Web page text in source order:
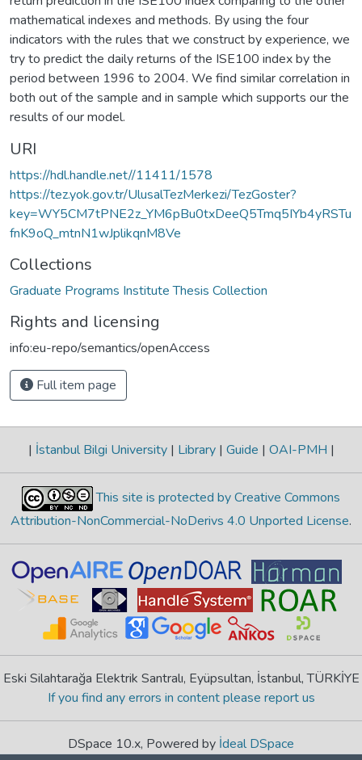
mathematical indexes and methods. By using the four
indicators with the rules that we construct by experience, we
try to predict the daily returns of the ISE100 index by the
period between 1996 to 2004. We find similar correlation in
both out of the sample and in sample which supports our the
results of our model.
URI
https://hdl.handle.net//11411/1578
https://tez.yok.gov.tr/UlusalTezMerkezi/TezGoster?
key=WY5CM7tPNE2z_YM6pBu0txDeeQ5Tmq5IYb4yRSTu
fnK9oQ_mtnN1wJplikqnM8Ve
Collections
Graduate Programs Institute Thesis Collection
Rights and licensing
info:eu-repo/semantics/openAccess
Full item page
| İstanbul Bilgi University | Library | Guide | OAI-PMH |
This site is protected by Creative Commons
Attribution-NonCommercial-NoDerivs 4.0 Unported License.
Eski Silahtarağa Elektrik Santralı, Eyüpsultan, İstanbul, TÜRKİYE
If you find any errors in content please report us
DSpace 10.x, Powered by İdeal DSpace